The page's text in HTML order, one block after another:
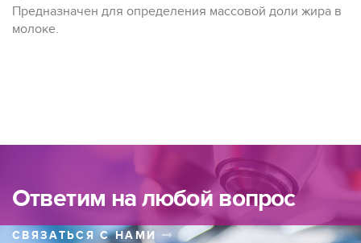
Предназначен для определения массовой доли жира в
молоке.
Ответим на любой вопрос
СВЯЗАТЬСЯ С НАМИ